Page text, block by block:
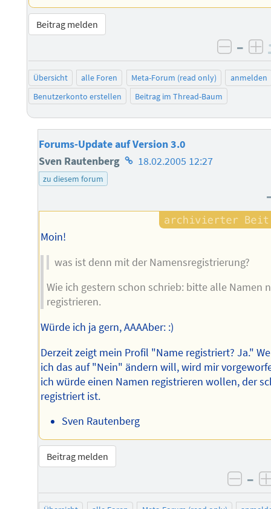
Beitrag melden
–
Übersicht alle Foren Meta-Forum (read only)
anmelden
Benutzerkonto erstellen
Beitrag im Thread-Baum
Forums-Update auf Version 3.0
Sven Rautenberg Homepage
18.02.2005 12:27
zu diesem forum
Moin!
was ist denn mit der Namensregistrierung?
Wie ich gestern schon schrieb: bitte alle Namen
registrieren.
Würde ich ja gern, AAAAber: :)
Derzeit zeigt mein Profil "Name registriert? Ja."
ich das auf "Nein" ändern will, wird mir
ich würde einen Namen registrieren wollen, der
registriert ist.
Sven Rautenberg
Beitrag melden
–